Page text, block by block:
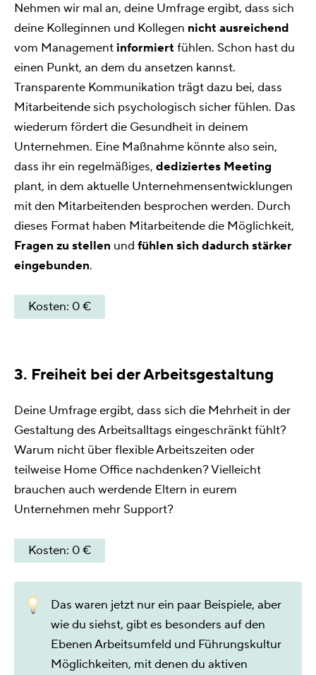
Nehmen wir mal an, deine Umfrage ergibt, dass sich
deine Kolleginnen und Kollegen nicht ausreichend
vom Management informiert fühlen. Schon hast du
einen Punkt, an dem du ansetzen kannst.
Transparente Kommunikation trägt dazu bei, dass
Mitarbeitende sich psychologisch sicher fühlen. Das
wiederum fördert die Gesundheit in deinem
Unternehmen. Eine Maßnahme könnte also sein,
dass ihr ein regelmäßiges, dediziertes Meeting
plant, in dem aktuelle Unternehmensentwicklungen
mit den Mitarbeitenden besprochen werden. Durch
dieses Format haben Mitarbeitende die Möglichkeit,
Fragen zu stellen und fühlen sich dadurch stärker
eingebunden.
Kosten: 0 €
3. Freiheit bei der Arbeitsgestaltung
Deine Umfrage ergibt, dass sich die Mehrheit in der
Gestaltung des Arbeitsalltags eingeschränkt fühlt?
Warum nicht über flexible Arbeitszeiten oder
teilweise Home Office nachdenken? Vielleicht
brauchen auch werdende Eltern in eurem
Unternehmen mehr Support?
Kosten: 0 €
Das waren jetzt nur ein paar Beispiele, aber
wie du siehst, gibt es besonders auf den
Ebenen Arbeitsumfeld und Führungskultur
Möglichkeiten, mit denen du aktiven